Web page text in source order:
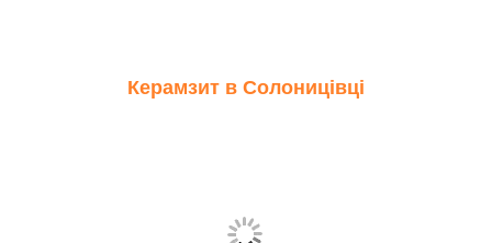
Керамзит в Солоницівці